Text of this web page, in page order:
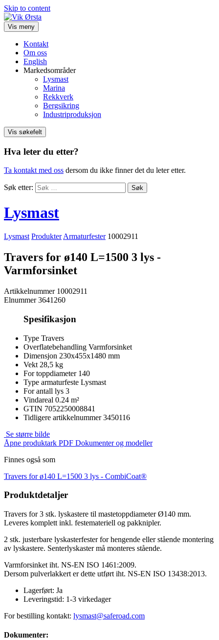
Skip to content
Vis meny
Kontakt
Om oss
English
Markedsområder
Lysmast
Marina
Rekkverk
Bergsikring
Industriproduksjon
Vis søkefelt
Hva leter du etter?
Ta kontakt med oss dersom du ikke finner det du leter etter.
Søk etter:
Lysmast
Lysmast Produkter Armaturfester 10002911
Travers for ø140 L=1500 3 lys -
Varmforsinket
Artikkelnummer 10002911
Elnummer 3641260
Spesifikasjon
Type Travers
Overflatebehandling Varmforsinket
Dimensjon 230x455x1480 mm
Vekt 28,5 kg
For toppdiameter 140
Type armaturfeste Lysmast
For antall lys 3
Vindareal 0.24 m²
GTIN 7052250008841
Tidligere artikkelnummer 3450116
Se større bilde
Åpne produktark PDF Dokumenter og modeller
Finnes også som
Travers for ø140 L=1500 3 lys - CombiCoat®
Produktdetaljer
Travers for 3 stk. lyskastere til mastetoppdiameter Ø140 mm.
Leveres komplett inkl. festemateriell og pakknipler.
2 stk. justerbare lyskasterfester for hengende eller stående montering
av lyskastere. Senterlyskaster må monteres stående.
Varmforsinket iht. NS-EN ISO 1461:2009.
Dersom pulverlakkert er dette utført iht. NS-EN ISO 13438:2013.
Lagerført: Ja
Leveringstid: 1-3 virkedager
For bestilling kontakt: lysmast@saferoad.com
Dokumenter: